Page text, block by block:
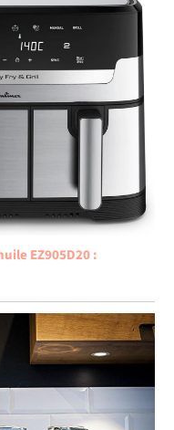
EZ905D20 :